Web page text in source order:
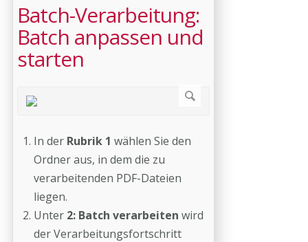
Batch-Verarbeitung:
Batch anpassen und
starten
In der Rubrik 1 wählen Sie den
Ordner aus, in dem die zu
verarbeitenden PDF-Dateien
liegen.
Unter 2: Batch verarbeiten wird
der Verarbeitungsfortschritt